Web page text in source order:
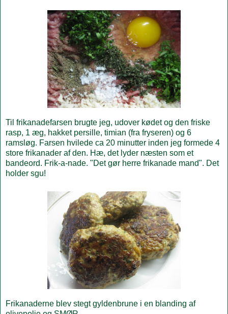
Til frikanadefarsen brugte jeg, udover kødet og den friske
rasp, 1 æg, hakket persille, timian (fra fryseren) og 6
ramsløg. Farsen hvilede ca 20 minutter inden jeg formede 4
store frikanader af den. Hæ, det lyder næsten som et
bandeord. Frik-a-nade. "Det gør herre frikanade mand". Det
holder sgu!
Frikanaderne blev stegt gyldenbrune i en blanding af